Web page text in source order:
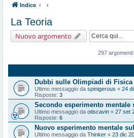
Indice
La Teoria
Nuovo argomento
297 argomenti
Dubbi sulle Olimpiadi di Fisica
Ultimo messaggio da spinigerous « 24
Risposte: 3
Secondo esperimento mentale
Ultimo messaggio da otiscavin « 27 set
Risposte: 6
Nuovo esperimento mentale
Ultimo messaggio da Thinker « 23 dic